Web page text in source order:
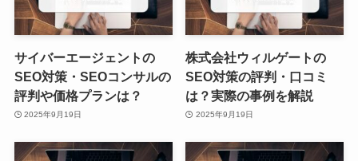
サイバーエージェントの
SEO対策・SEOコンサルの
評判や価格プランは？
2025年9月19日
株式会社ウィルゲートの
SEO対策の評判・口コミ
は？実際の事例を解説
2025年9月19日